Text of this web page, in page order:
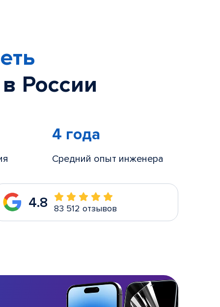
России
4 года
Средний опыт инженера
4.8 83 512 отзывов